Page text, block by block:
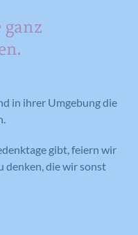
ganz
in ihrer Umgebung die
gibt, feiern wir
denken, die wir sonst